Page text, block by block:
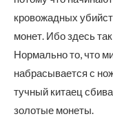
кровожадных
монет. Ибо здесь
Нормально то, что
набрасывается с
тучный китаец
золотые монеты.